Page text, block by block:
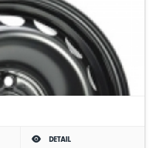
DETAIL